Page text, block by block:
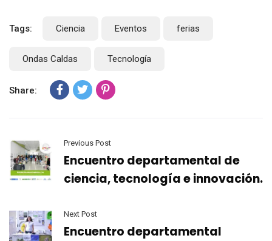
Tags: Ciencia Eventos ferias
Ondas Caldas Tecnología
Share:
Previous Post
Encuentro departamental de
ciencia, tecnología e innovación.
Next Post
Encuentro departamental